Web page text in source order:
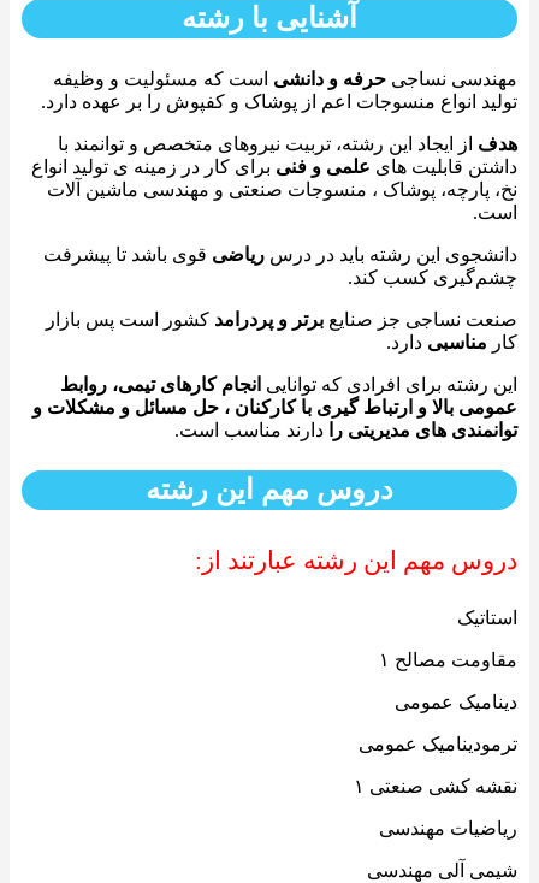
آشنایی با رشته
مهندسی نساجی حرفه و دانشی است که مسئولیت و وظیفه
تولید انواع منسوجات اعم از پوشاک و کفپوش را بر عهده دارد.
هدف از ایجاد این رشته، تربیت نیروهای متخصص و توانمند با
داشتن قابلیت های علمی و فنی برای کار در زمینه ی تولید انواع
نخ، پارچه، پوشاک ، منسوجات صنعتی و مهندسی ماشین آلات
است.
دانشجوی این رشته باید در درس ریاضی قوی باشد تا پیشرفت
چشم‌گیری کسب کند.
صنعت نساجی جز صنایع برتر و پردرامد کشور است پس بازار
کار مناسبی دارد.
این رشته برای افرادی که توانایی انجام کارهای تیمی، روابط
عمومی بالا و ارتباط گیری با کارکنان ، حل مسائل و مشکلات و
توانمندی های مدیریتی را دارند مناسب است.
دروس مهم این رشته
دروس مهم این رشته عبارتند از:
استاتیک
مقاومت مصالح ۱
دینامیک عمومی
ترمودینامیک عمومی
نقشه کشی صنعتی ۱
ریاضیات مهندسی
شیمی آلی مهندسی